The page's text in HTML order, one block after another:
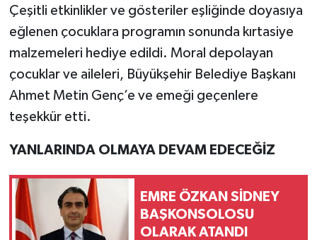
Çeşitli etkinlikler ve gösteriler eşliğinde doyasıya
eğlenen çocuklara programın sonunda kırtasiye
malzemeleri hediye edildi. Moral depolayan
çocuklar ve aileleri, Büyükşehir Belediye Başkanı
Ahmet Metin Genç’e ve emeği geçenlere
teşekkür etti.
YANLARINDA OLMAYA DEVAM EDECEĞİZ
EMRE ÖZKAN SİDNEY
BAŞKONSOLOSU
OLARAK ATANDI